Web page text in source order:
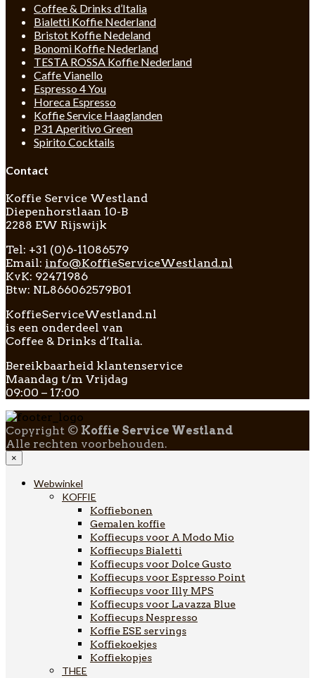
Coffee & Drinks d’Italia
Bialetti Koffie Nederland
Bristot Koffie Nedeland
Bonomi Koffie Nederland
TESTA ROSSA Koffie Nederland
Caffe Vianello
Espresso 4 You
Horeca Espresso
Koffie Service Haaglanden
P31 Aperitivo Green
Spirito Cocktails
Contact
Koffie Service Westland
Diepenhorstlaan 10-B
2288 EW Rijswijk
Tel: +31 (0)6-11086579
Email: info@KoffieServiceWestland.nl
KvK: 92471986
Btw: NL866062579B01
KoffieServiceWestland.nl
is een onderdeel van
Coffee & Drinks d’Italia.
Bereikbaarheid klantenservice
Maandag t/m Vrijdag
09:00 – 17:00
Copyright © Koffie Service Westland
Alle rechten voorbehouden.
×
Webwinkel
KOFFIE
Koffiebonen
Gemalen koffie
Koffiecups voor A Modo Mio
Koffiecups Bialetti
Koffiecups voor Dolce Gusto
Koffiecups voor Espresso Point
Koffiecups voor Illy MPS
Koffiecups voor Lavazza Blue
Koffiecups Nespresso
Koffie ESE servings
Koffiekoekjes
Koffiekopjes
THEE